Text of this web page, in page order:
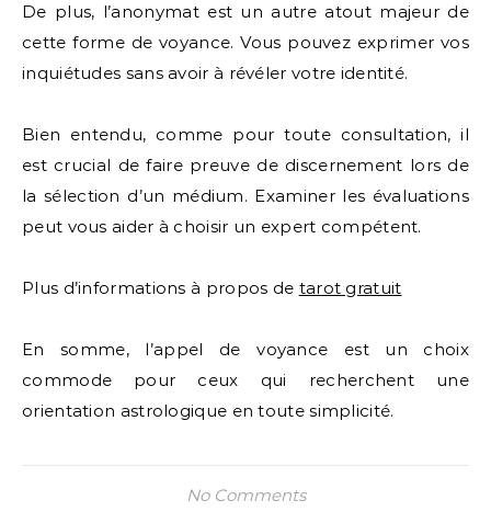
De plus, l’anonymat est un autre atout majeur de
cette forme de voyance. Vous pouvez exprimer vos
inquiétudes sans avoir à révéler votre identité.
Bien entendu, comme pour toute consultation, il
est crucial de faire preuve de discernement lors de
la sélection d’un médium. Examiner les évaluations
peut vous aider à choisir un expert compétent.
Plus d’informations à propos de tarot gratuit
En somme, l’appel de voyance est un choix
commode pour ceux qui recherchent une
orientation astrologique en toute simplicité.
No Comments